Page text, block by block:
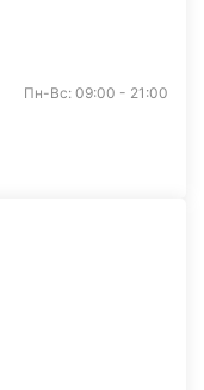
Пн-Вс: 09:00 - 21:00